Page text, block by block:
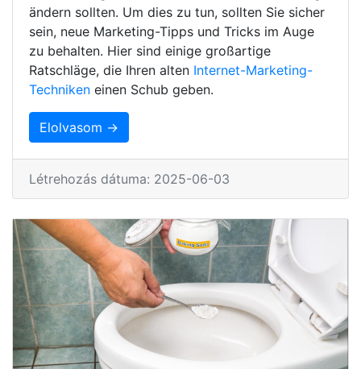
ändern sollten. Um dies zu tun, sollten Sie sicher
sein, neue Marketing-Tipps und Tricks im Auge
zu behalten. Hier sind einige großartige
Ratschläge, die Ihren alten Internet-Marketing-
Techniken einen Schub geben.
Elolvasom →
Létrehozás dátuma: 2025-06-03